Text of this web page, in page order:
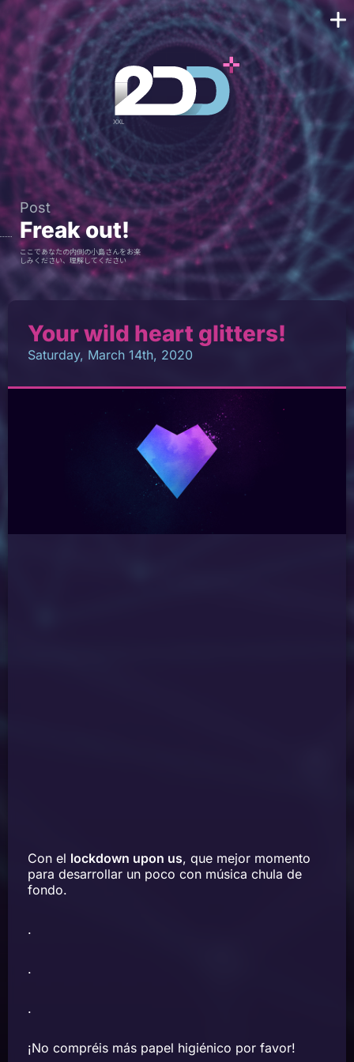
Post
Freak out!
ここであなたの内側の小島さんをお楽
しみください、理解してください
Your wild heart glitters!
Saturday, March 14th, 2020
Con el lockdown upon us, que mejor momento
para desarrollar un poco con música chula de
fondo.
.
.
.
¡No compréis más papel higiénico por favor!